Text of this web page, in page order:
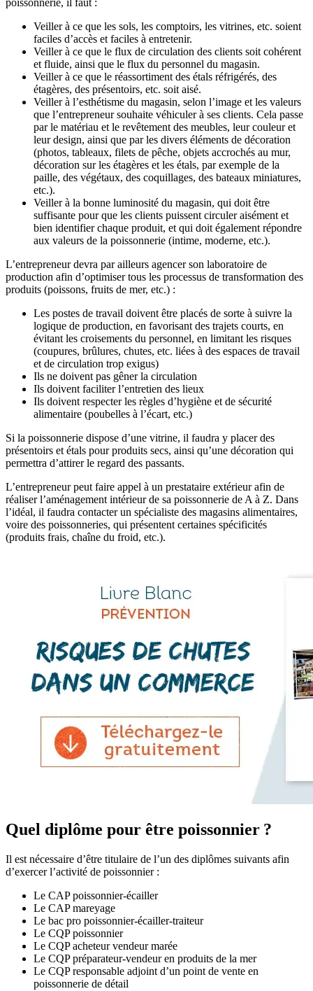
Veiller à ce que les sols, les comptoirs, les vitrines, etc. soient
faciles d’accès et faciles à entretenir.
Veiller à ce que le flux de circulation des clients soit cohérent
et fluide, ainsi que le flux du personnel du magasin.
Veiller à ce que le réassortiment des étals réfrigérés, des
étagères, des présentoirs, etc. soit aisé.
Veiller à l’esthétisme du magasin, selon l’image et les valeurs
que l’entrepreneur souhaite véhiculer à ses clients. Cela passe
par le matériau et le revêtement des meubles, leur couleur et
leur design, ainsi que par les divers éléments de décoration
(photos, tableaux, filets de pêche, objets accrochés au mur,
décoration sur les étagères et les étals, par exemple de la
paille, des végétaux, des coquillages, des bateaux miniatures,
etc.).
Veiller à la bonne luminosité du magasin, qui doit être
suffisante pour que les clients puissent circuler aisément et
bien identifier chaque produit, et qui doit également répondre
aux valeurs de la poissonnerie (intime, moderne, etc.).
L’entrepreneur devra par ailleurs agencer son laboratoire de
production afin d’optimiser tous les processus de transformation des
produits (poissons, fruits de mer, etc.) :
Les postes de travail doivent être placés de sorte à suivre la
logique de production, en favorisant des trajets courts, en
évitant les croisements du personnel, en limitant les risques
(coupures, brûlures, chutes, etc. liées à des espaces de travail
et de circulation trop exigus)
Ils ne doivent pas gêner la circulation
Ils doivent faciliter l’entretien des lieux
Ils doivent respecter les règles d’hygiène et de sécurité
alimentaire (poubelles à l’écart, etc.)
Si la poissonnerie dispose d’une vitrine, il faudra y placer des
présentoirs et étals pour produits secs, ainsi qu’une décoration qui
permettra d’attirer le regard des passants.
L’entrepreneur peut faire appel à un prestataire extérieur afin de
réaliser l’aménagement intérieur de sa poissonnerie de A à Z. Dans
l’idéal, il faudra contacter un spécialiste des magasins alimentaires,
voire des poissonneries, qui présentent certaines spécificités
(produits frais, chaîne du froid, etc.).
Quel diplôme pour être poissonnier ?
Il est nécessaire d’être titulaire de l’un des diplômes suivants afin
d’exercer l’activité de poissonnier :
Le CAP poissonnier-écailler
Le CAP mareyage
Le bac pro poissonnier-écailler-traiteur
Le CQP poissonnier
Le CQP acheteur vendeur marée
Le CQP préparateur-vendeur en produits de la mer
Le CQP responsable adjoint d’un point de vente en
poissonnerie de détail